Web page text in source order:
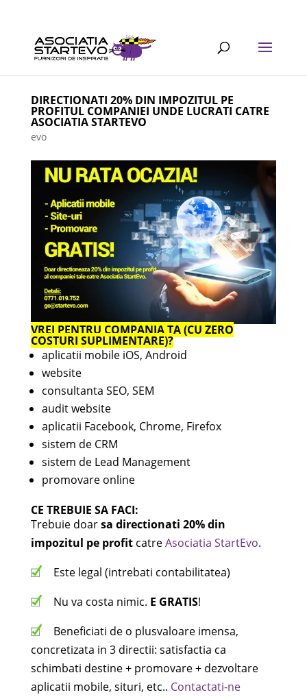
DIRECTIONATI 20% DIN IMPOZITUL PE
PROFITUL COMPANIEI UNDE LUCRATI CATRE
ASOCIATIA STARTEVO
evo
VREI PENTRU COMPANIA TA (CU ZERO
COSTURI SUPLIMENTARE)?
aplicatii mobile iOS, Android
website
consultanta SEO, SEM
audit website
aplicatii Facebook, Chrome, Firefox
sistem de CRM
sistem de Lead Management
promovare online
CE TREBUIE SA FACI:
Trebuie doarsa directionati 20% din
impozitul pe profitcatreAsociatia StartEvo.
Este legal (intrebati contabilitatea)
Nu va costa nimic. E GRATIS!
Beneficiati de o plusvaloare imensa,
concretizata in 3 directii: satisfactia ca
schimbati destine + promovare + dezvoltare
aplicatii mobile, situri, etc.. Contactati-ne